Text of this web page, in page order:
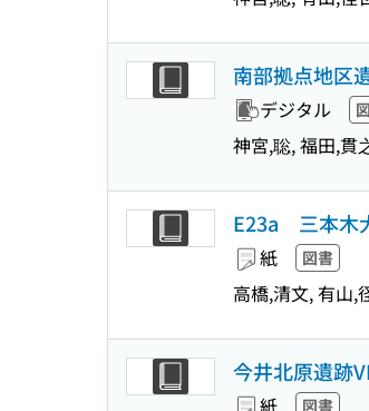
南部拠点地区
デジタル
神宮,聡, 福田,貫
E23a 三本木
紙 図書
高橋,清文, 有山,
今井北原遺跡
紙 図書